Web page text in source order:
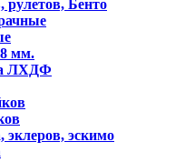
рулетов, Бенто
мм.
ЛХДФ
эклеров, эскимо